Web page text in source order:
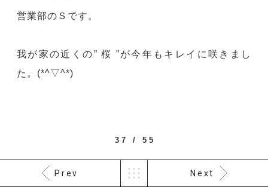
営業部のＳです。
我が家の近くの” 桜 ”が今年もキレイに咲きまし
た。(*^▽^*)
37 / 55
Prev Next